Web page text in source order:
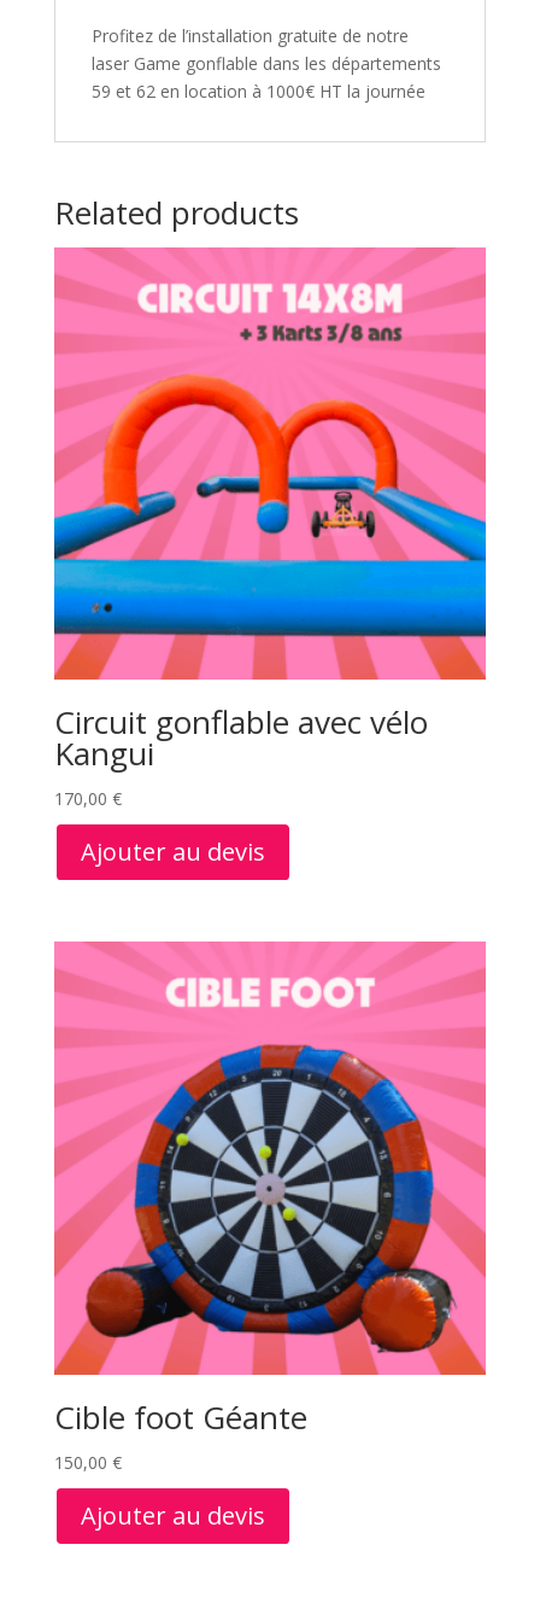
Profitez de l’installation gratuite de notre
laser Game gonflable dans les départements
59 et 62 en location à 1000€ HT la journée
Related products
Circuit gonflable avec vélo
Kangui
170,00 €
Ajouter au devis
Cible foot Géante
150,00 €
Ajouter au devis